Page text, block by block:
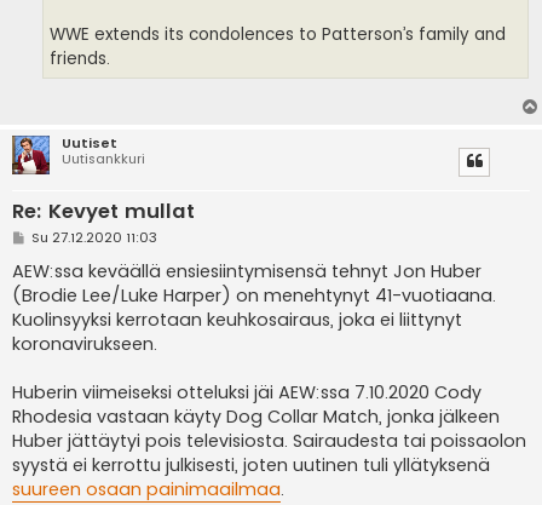
WWE extends its condolences to Patterson’s family and
friends.
Uutiset
Uutisankkuri
Re: Kevyet mullat
V
e
s
t
i
Su 27.12.2020 11:03
AEW:ssa keväällä ensiesiintymisensä tehnyt Jon Huber
(Brodie Lee/Luke Harper) on menehtynyt 41-vuotiaana.
Kuolinsyyksi kerrotaan keuhkosairaus, joka ei liittynyt
koronavirukseen.
Huberin viimeiseksi otteluksi jäi AEW:ssa 7.10.2020 Cody
Rhodesia vastaan käyty Dog Collar Match, jonka jälkeen
Huber jättäytyi pois televisiosta. Sairaudesta tai poissaolon
syystä ei kerrottu julkisesti, joten uutinen tuli yllätyksenä
suureen osaan painimaailmaa.